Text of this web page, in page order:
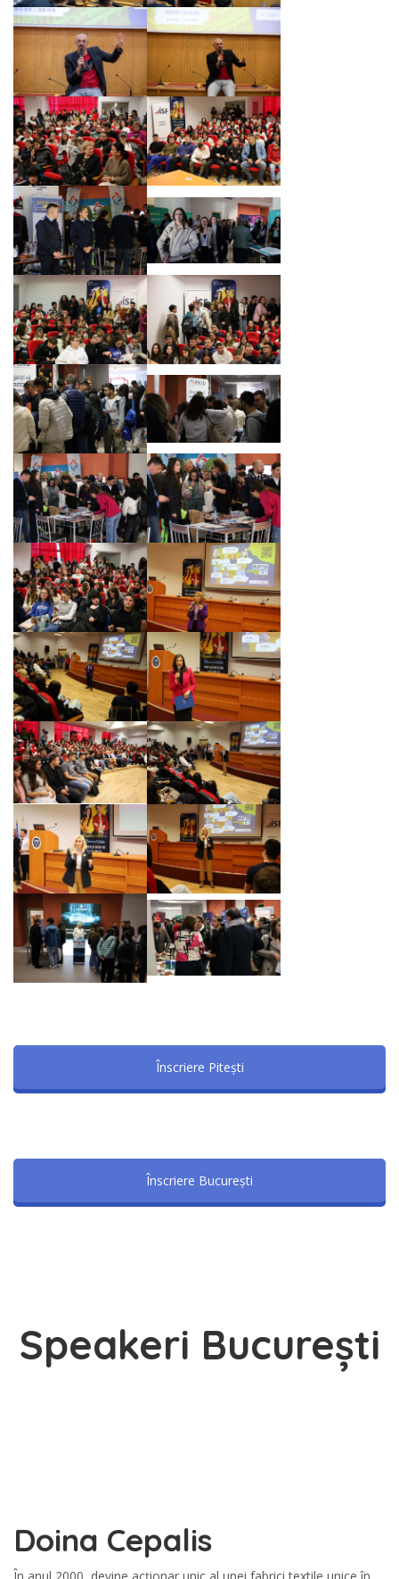
Înscriere Pitești
Înscriere București
Speakeri București
Doina Cepalis